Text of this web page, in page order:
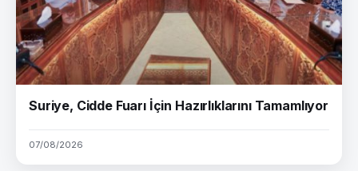
Suriye, Cidde Fuarı İçin Hazırlıklarını Tamamlıyor
07/08/2026